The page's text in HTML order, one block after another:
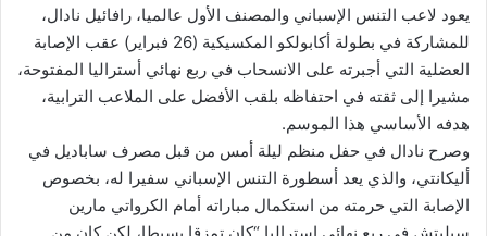
يعود لاعب التنس الإسباني والمصنف الأول عالميا، رافائيل نادال،
للمشاركة في بطولة أكابولكو المكسيكية (26 فبراير) عقب الإصابة
العضلية التي أجبرته على الانسحاب في ربع نهائي أستراليا المفتوحة،
مشيرا إلى ثقته في احتفاظه بلقب الأفضل على الملاعب الترابية،
هدفه الأساسي هذا الموسم.
وصرح نادال في حفل منظم ليلة أمس من قبل مصرف ساباديل في
أليكانتي، والذي يعد أسطورة التنس الإسباني سفيرا له، بخصوص
الإصابة التي حرمته من استكمال مباراته أمام الكرواتي مارين